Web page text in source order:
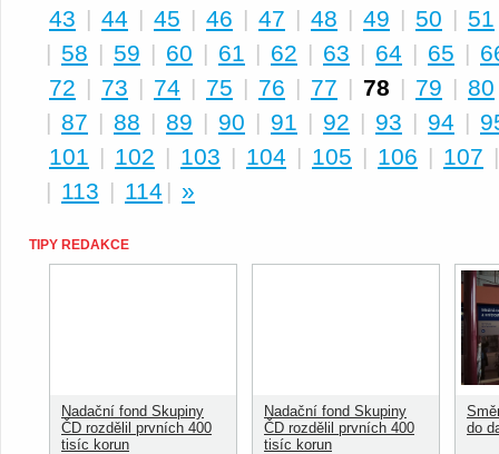
43 | 44 | 45 | 46 | 47 | 48 | 49 | 50 | 51
| 58 | 59 | 60 | 61 | 62 | 63 | 64 | 65 |
72 | 73 | 74 | 75 | 76 | 77 | 78 | 79 | 80
| 87 | 88 | 89 | 90 | 91 | 92 | 93 | 94 |
101 | 102 | 103 | 104 | 105 | 106 | 107
| 113 | 114 | »
TIPY REDAKCE
Nadační fond Skupiny
ČD rozdělil prvních 400
tisíc korun
Nadační fond Skupiny
ČD rozdělil prvních 400
tisíc korun
do